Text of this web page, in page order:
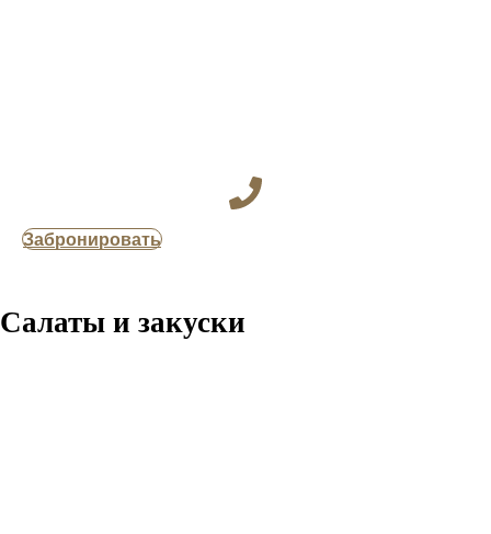
Забронировать
Салаты и закуски